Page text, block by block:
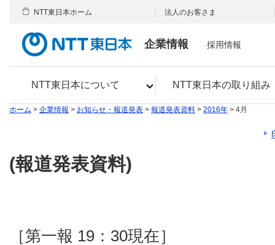
企業情報
NTT東日本について NTT東日本の取り組み
NTT東日本ホーム 法人のお客さま
採用情報
ホーム > 企業情報 > お知らせ・報道発表 > 報道発表資料 > 2016年 > 4月
(報道発表資料)
［第一報 19：30現在］